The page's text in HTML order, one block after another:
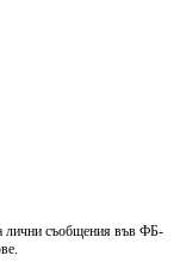
лични съобщения във ФБ-